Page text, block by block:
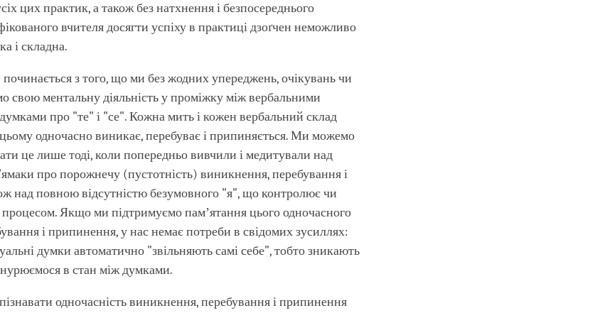
цих практик, а також без натхнення і безпосереднього
вчителя досягти успіху в практиці дзоґчен неможливо
і складна.
з того, що ми без жодних упереджень, очікувань чи
свою ментальну діяльність у проміжку між вербальними
про "те" і "се". Кожна мить і кожен вербальний склад
одночасно виникає, перебуває і припиняється. Ми можемо
це лише тоді, коли попередньо вивчили і медитували над
про порожнечу (пустотність) виникнення, перебування і
над повною відсутністю безумовного "я", що контролює чи
процесом. Якщо ми підтримуємо памʼятання цього одночасного
і припинення, у нас немає потреби в свідомих зусиллях:
думки автоматично "звільняють самі себе", тобто зникають
в стан між думками.
одночасність виникнення, перебування і припинення